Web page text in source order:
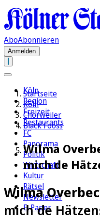
AboAbonnieren
Anmelden
Köln
Region
Freizeit
Restaurants
FC
Panorama
Politik
Wirtschaft
Kultur
Rätsel
Newsletter
E-Paper
Startseite
Köln
Chorweiler
Bläck Fööss
Wilma
mich de
Wilma
mich de